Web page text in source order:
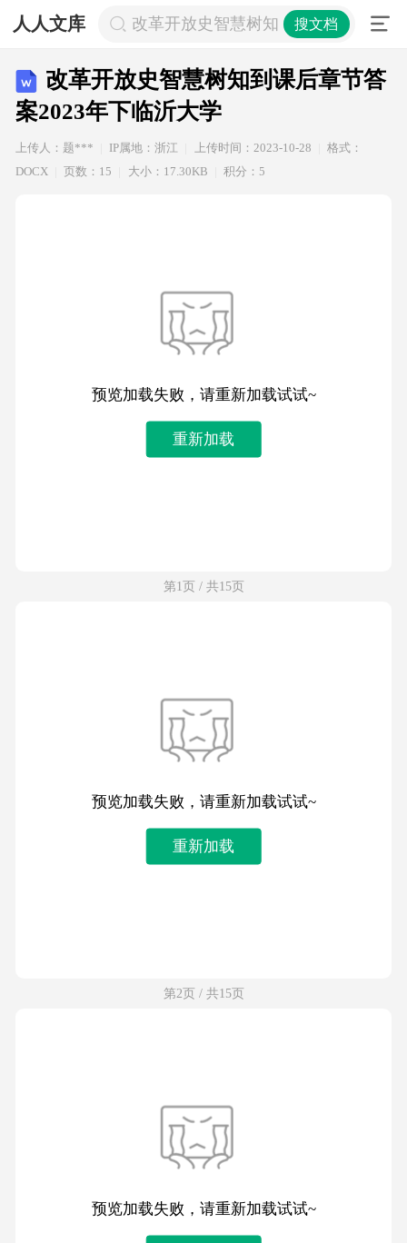
人人文库 改革开放史智慧树知到课后章节答案
搜文档
改革开放史智慧树知到课后章节答
案2023年下临沂大学
上传人：题*** IP属地：浙江 上传时间：2023-10-28
格式：
DOCX
页数：15 大小：17.30KB 积分：5
预览加载失败，请重新加载试试~
重新加载
第1页 / 共15页
预览加载失败，请重新加载试试~
重新加载
第2页 / 共15页
预览加载失败，请重新加载试试~